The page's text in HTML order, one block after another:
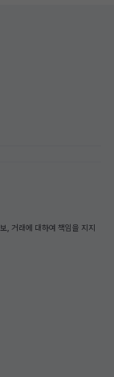
, 거래에 대하여 책임을 지지